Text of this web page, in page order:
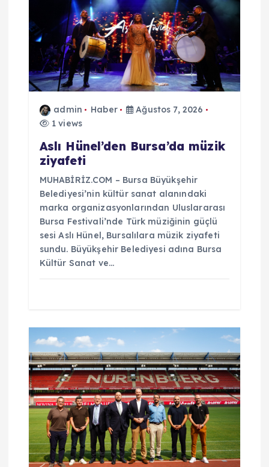
m
e
s
admin Haber
Ağustos 7, 2026
1 views
Aslı Hünel’den Bursa’da müzik
ziyafeti
MUHABİRİZ.COM – Bursa Büyükşehir
Belediyesi’nin kültür sanat alanındaki
marka organizasyonlarından Uluslararası
Bursa Festivali’nde Türk müziğinin güçlü
sesi Aslı Hünel, Bursalılara müzik ziyafeti
sundu. Büyükşehir Belediyesi adına Bursa
Kültür Sanat ve…